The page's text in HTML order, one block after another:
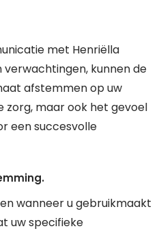
met Henriëlla
kunnen de
afstemmen op uw
zorg, maar ook het gevoel
een succesvolle
wanneer u gebruikmaakt
uw specifieke